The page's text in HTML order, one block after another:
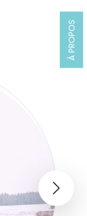
À PROPOS
skis de fond ? »